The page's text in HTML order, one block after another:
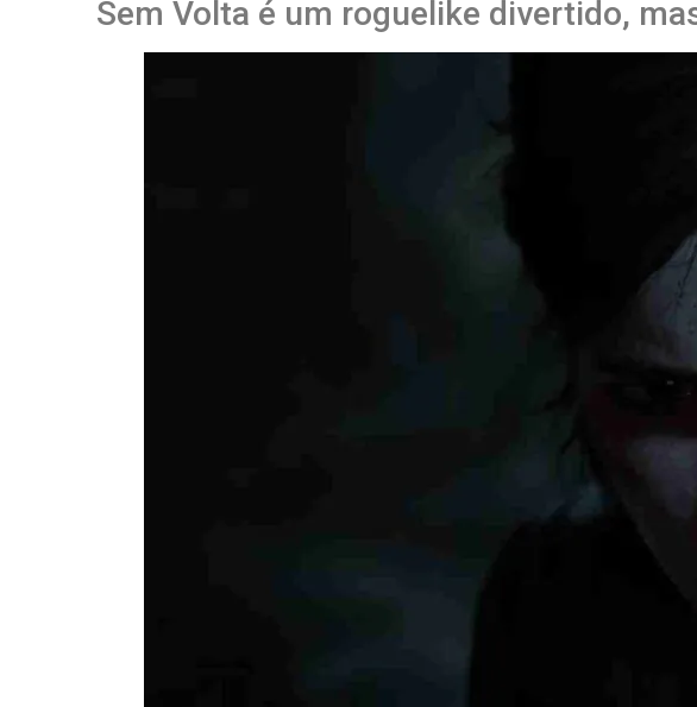
Sem Volta é um roguelike divertido,